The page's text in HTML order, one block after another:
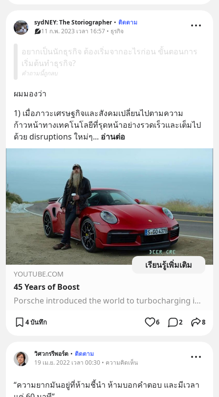
sydNEY: The Storiographer • ติดตาม
11 ก.พ. 2023 เวลา 16:57 • ธุรกิจ
อยากเป็นนักธุรกิจ ต้องเริ่มจากอะไรก่อน ขั้นตอนการ
เริ่มต้นทำธุรกิจ?
คำถามนี้ถูกลบ
ผมมองว่า
1) เมื่อภาวะเศรษฐกิจและสังคมเปลี่ยนไปตามความ
ก้าวหน้าทางเทคโนโลยีที่รุดหน้าอย่างรวดเร็วและเต็มไป
ด้วย disruptions ใหม่ๆ... อ่านต่อ
เรียนรู้เพิ่มเติม
YOUTUBE.COM
45 Years of Boost
Porsche introduced the world to turbocharging in 1975 with the iconic 930. Let’s take a drive in my ’75 and the latest, greatest, king of the hill 2021 Porsc...
4 บันทึก 6 2 8
วิศวกรรีพอร์ต • ติดตาม
19 เม.ย. 2022 เวลา 00:30 • ความคิดเห็น
“ความยากมันอยู่ที่ห้ามชี้นำ ห้ามบอกคำตอบ และมีเวลา